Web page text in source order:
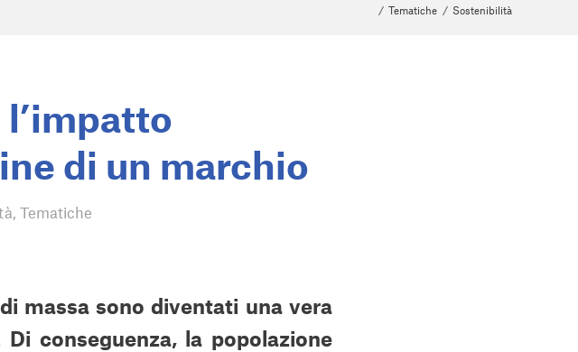
/ Tematiche / Sostenibilità
di un marchio
, Tematiche
massa sono diventati una vera
conseguenza, la popolazione